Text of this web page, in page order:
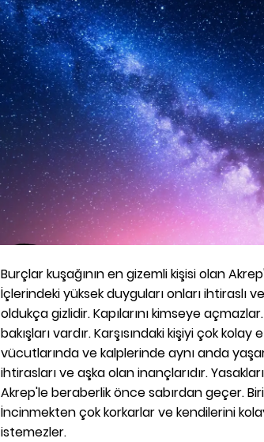
Burçlar kuşağının en gizemli kişisi olan
İçlerindeki yüksek duyguları onları ihtiraslı
oldukça gizlidir. Kapılarını kimseye
bakışları vardır. Karşısındaki kişiyi çok kolay
vücutlarında ve kalplerinde aynı anda
ihtirasları ve aşka olan inançlarıdır.
Akrep'le beraberlik önce sabırdan geçer.
İncinmekten çok korkarlar ve kendilerini
istemezler.